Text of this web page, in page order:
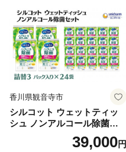
香川県観音寺市
シルコット ウェットティッ
シュ ノンアルコール除菌詰
替（43枚×3P）×24袋 日用品
おもちゃ 拭き取り 手拭き 外
39,000円